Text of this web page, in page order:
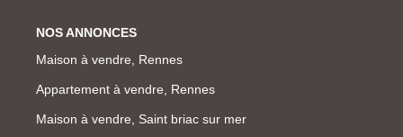
NOS ANNONCES
Maison à vendre, Rennes
Appartement à vendre, Rennes
Maison à vendre, Saint briac sur mer